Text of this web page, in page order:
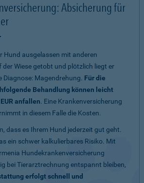
Absicherung für
Hund ausgelassen mit anderen
Wiese getobt und plötzlich liegt er
Diagnose: Magendrehung. Für die
Behandlung können leicht
anfallen. Eine Krankenversicherung
in diesem Falle die Kosten.
dass es Ihrem Hund jederzeit gut geht.
ein schwer kalkulierbares Risiko. Mit
Hundekrankenversicherung
bei Tierarztrechnung entspannt bleiben,
erfolgt schnell und